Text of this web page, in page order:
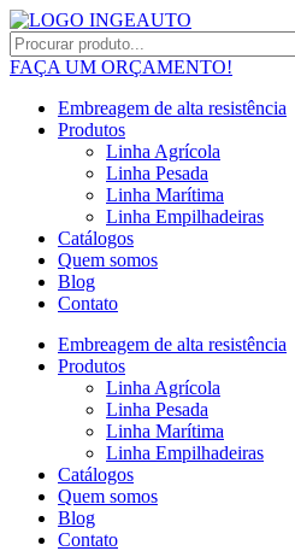
FAÇA UM ORÇAMENTO!
Embreagem de alta resistência
Produtos
Linha Agrícola
Linha Pesada
Linha Marítima
Linha Empilhadeiras
Catálogos
Quem somos
Blog
Contato
Embreagem de alta resistência
Produtos
Linha Agrícola
Linha Pesada
Linha Marítima
Linha Empilhadeiras
Catálogos
Quem somos
Blog
Contato